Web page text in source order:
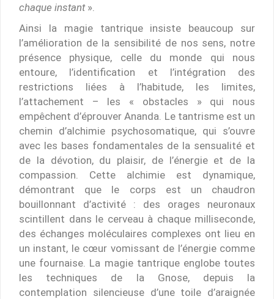
chaque instant ».
Ainsi la magie tantrique insiste beaucoup sur
l’amélioration de la sensibilité de nos sens, notre
présence physique, celle du monde qui nous
entoure, l’identification et l’intégration des
restrictions liées à l’habitude, les limites,
l’attachement – les « obstacles » qui nous
empêchent d’éprouver Ananda. Le tantrisme est un
chemin d’alchimie psychosomatique, qui s’ouvre
avec les bases fondamentales de la sensualité et
de la dévotion, du plaisir, de l’énergie et de la
compassion. Cette alchimie est dynamique,
démontrant que le corps est un chaudron
bouillonnant d’activité : des orages neuronaux
scintillent dans le cerveau à chaque milliseconde,
des échanges moléculaires complexes ont lieu en
un instant, le cœur vomissant de l’énergie comme
une fournaise. La magie tantrique englobe toutes
les techniques de la Gnose, depuis la
contemplation silencieuse d’une toile d’araignée